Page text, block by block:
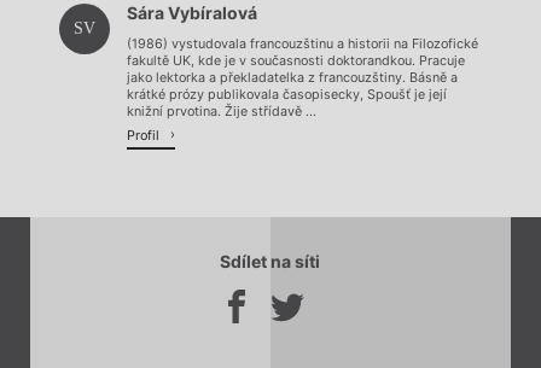
Načítá se.
SV
Sára Vybíralová
(1986) vystudovala francouzštinu a historii na Filozofické
fakultě UK, kde je v současnosti doktorandkou. Pracuje
jako lektorka a překladatelka z francouzštiny. Básně a
krátké prózy publikovala časopisecky, Spoušť je její
knižní prvotina. Žije střídavě ...
Profil
Sdílet na síti